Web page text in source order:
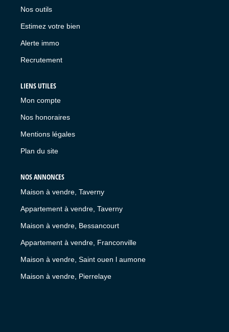
Nos outils
Estimez votre bien
Alerte immo
Recrutement
LIENS UTILES
Mon compte
Nos honoraires
Mentions légales
Plan du site
NOS ANNONCES
Maison à vendre, Taverny
Appartement à vendre, Taverny
Maison à vendre, Bessancourt
Appartement à vendre, Franconville
Maison à vendre, Saint ouen l aumone
Maison à vendre, Pierrelaye